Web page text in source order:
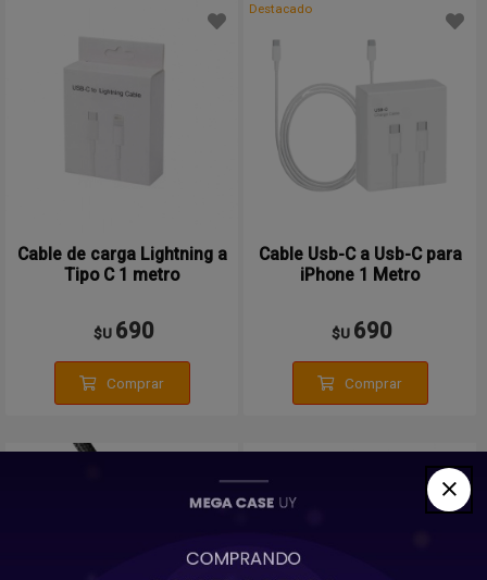
Cable de carga Lightning a
Tipo C 1 metro
$U 690
Comprar
Destacado
Cable Usb-C a Usb-C para
iPhone 1 Metro
$U 690
Comprar